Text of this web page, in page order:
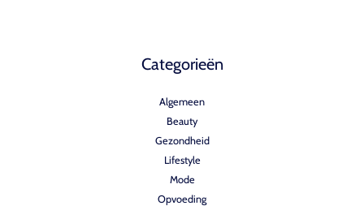
Categorieën
Algemeen
Beauty
Gezondheid
Lifestyle
Mode
Opvoeding